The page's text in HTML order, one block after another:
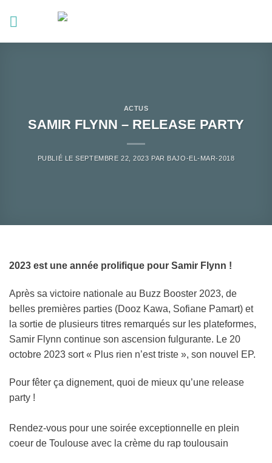
ACTUS
SAMIR FLYNN – RELEASE PARTY
PUBLIÉ LESEPTEMBRE 22, 2023 PAR BAJO-EL-MAR-2018
2023 est une année prolifique pour Samir Flynn !
Après sa victoire nationale au Buzz Booster 2023, de
belles premières parties (Dooz Kawa, Sofiane Pamart) et
la sortie de plusieurs titres remarqués sur les plateformes,
Samir Flynn continue son ascension fulgurante. Le 20
octobre 2023 sort « Plus rien n’est triste », son nouvel EP.
Pour fêter ça dignement, quoi de mieux qu’une release
party !
Rendez-vous pour une soirée exceptionnelle en plein
coeur de Toulouse avec la crème du rap toulousain